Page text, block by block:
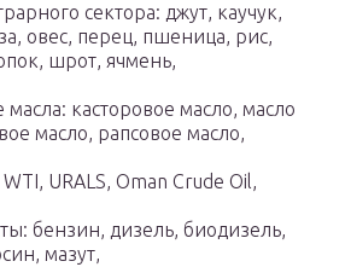
сектора: джут, каучук,
овес, перец, пшеница, рис,
шрот, ячмень,
масла: касторовое масло, масло
масло, рапсовое масло,
URALS, Oman Crude Oil,
бензин, дизель, биодизель,
мазут,